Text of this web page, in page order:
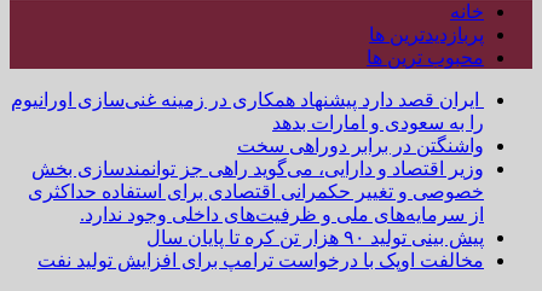
خانه
پربازدیدترین ها
محبوب ترین ها
ایران قصد دارد پیشنهاد همکاری در زمینه غنی‌سازی اورانیوم
را به سعودی و امارات بدهد
واشنگتن در برابر دوراهی سخت
وزیر اقتصاد و دارایی، می‌گوید راهی جز توانمندسازی بخش
خصوصی و تغییر حکمرانی اقتصادی برای استفاده حداکثری
از سرمایه‌های ملی و ظرفیت‌های داخلی وجود ندارد.
پیش بینی تولید ۹۰ هزار تن کره تا پایان سال
مخالفت اوپک با درخواست ترامپ برای افزایش تولید نفت